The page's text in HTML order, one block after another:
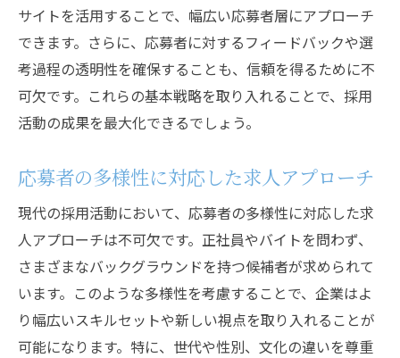
求職者の求める福利厚生とは
企業のビジョンと応募者の価値観を一致さ
せる
応募者が魅力を感じる企業メッセージの伝
え方
価値を共有することで応募者を引きつける
応募者のニーズに応える採用活動の実践方
法
ライフスタイルに合わせた柔軟な求人の提案
ライフスタイルに応じた求人の重要性
柔軟な働き方を提供する求人戦略
多様なライフスタイルに対応した求人情報
サイトを活用することで、幅広い応募者層にアプローチ
できます。さらに、応募者に対するフィードバックや選
考過程の透明性を確保することも、信頼を得るために不
可欠です。これらの基本戦略を取り入れることで、採用
活動の成果を最大化できるでしょう。
応募者の多様性に対応した求人アプローチ
現代の採用活動において、応募者の多様性に対応した求
人アプローチは不可欠です。正社員やバイトを問わず、
さまざまなバックグラウンドを持つ候補者が求められて
います。このような多様性を考慮することで、企業はよ
り幅広いスキルセットや新しい視点を取り入れることが
可能になります。特に、世代や性別、文化の違いを尊重